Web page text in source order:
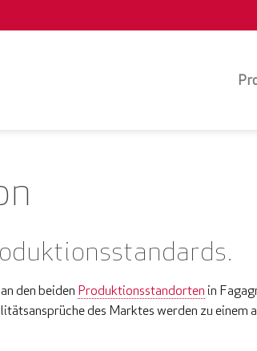
den beiden Produktionsstandorten in
des Marktes werden zu